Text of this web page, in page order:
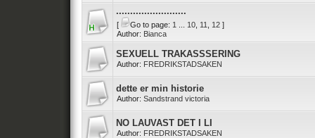
.........................
[ Go to page: 1 10 11 12 ]
Author: Bianca
SEXUELL TRAKASSSERING
Author: FREDRIKSTADSAKEN
dette er min historie
Author: Sandstrand victoria
NO LAUVAST DET I LI
Author: FREDRIKSTADSAKEN